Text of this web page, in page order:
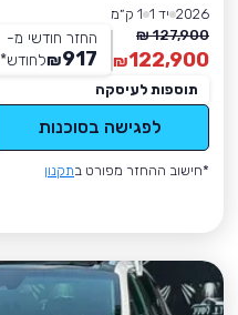
2026 יד 1
1 ק״מ
127,900 ₪
122,900
₪
החזר חודשי מ-
917
₪לחודש*
תוספות לעיסקה
לפגישה בסוכנות
*חישוב ההחזר מפורט בתקנון